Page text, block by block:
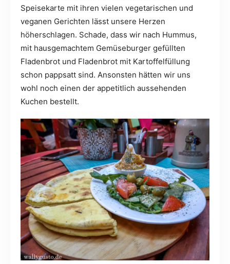
Speisekarte mit ihren vielen vegetarischen und
veganen Gerichten lässt unsere Herzen
höherschlagen. Schade, dass wir nach Hummus,
mit hausgemachtem Gemüseburger gefüllten
Fladenbrot und Fladenbrot mit Kartoffelfüllung
schon pappsatt sind. Ansonsten hätten wir uns
wohl noch einen der appetitlich aussehenden
Kuchen bestellt.